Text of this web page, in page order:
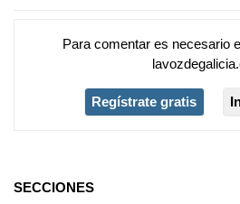
Para comentar es necesario
Regístrate gratis
SECCIONES